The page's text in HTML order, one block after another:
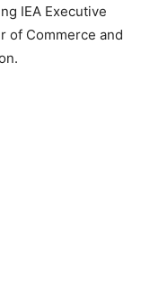
IEA Executive
of Commerce and